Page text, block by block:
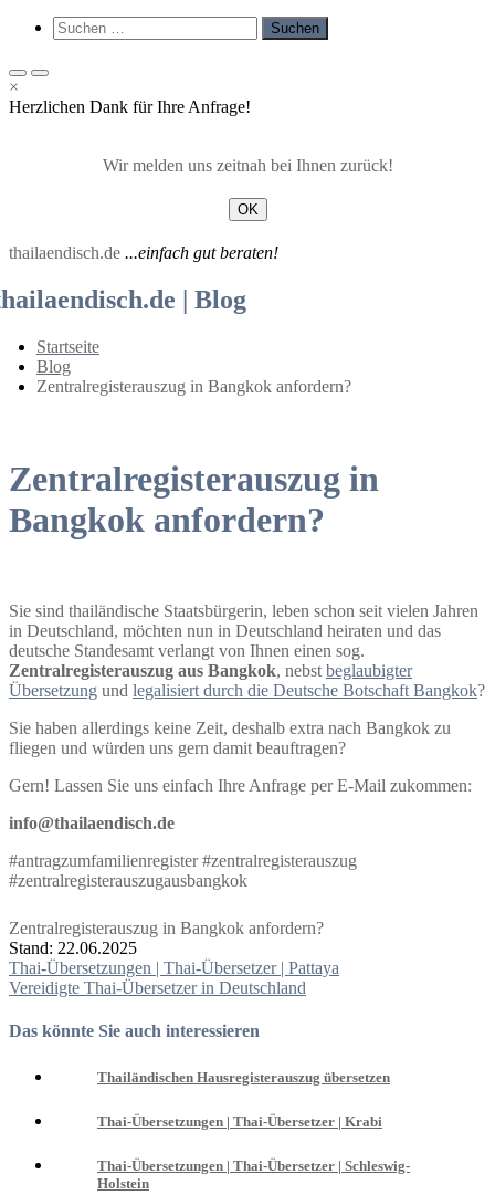
Such-
Formular
Suchen
nach:
Primäres
Menü
für
Primäres
Menü
für
×
Herzlichen Dank für Ihre Anfrage!
Wir melden uns zeitnah bei Ihnen zurück!
OK
thailaendisch.de ...einfach gut beraten!
| Blog
Startseite
Blog
Zentralregisterauszug in Bangkok anfordern?
Zentralregisterauszug in
Bangkok anfordern?
Sie sind thailändische Staatsbürgerin, leben schon seit vielen Jahren
in Deutschland, möchten nun in Deutschland heiraten und das
deutsche Standesamt verlangt von Ihnen einen sog.
Zentralregisterauszug aus Bangkok, nebst beglaubigter
Übersetzung und legalisiert durch die Deutsche Botschaft Bangkok?
Sie haben allerdings keine Zeit, deshalb extra nach Bangkok zu
fliegen und würden uns gern damit beauftragen?
Gern! Lassen Sie uns einfach Ihre Anfrage per E-Mail zukommen:
info@thailaendisch.de
#antragzumfamilienregister #zentralregisterauszug
#zentralregisterauszugausbangkok
Zentralregisterauszug in Bangkok anfordern?
Stand: 22.06.2025
Beitragsnavigation
Thai-Übersetzungen | Thai-Übersetzer | Pattaya
Vereidigte Thai-Übersetzer in Deutschland
Das könnte Sie auch interessieren
Thailändischen Hausregisterauszug übersetzen
Thai-Übersetzungen | Thai-Übersetzer | Krabi
Thai-Übersetzungen | Thai-Übersetzer | Schleswig-
Holstein